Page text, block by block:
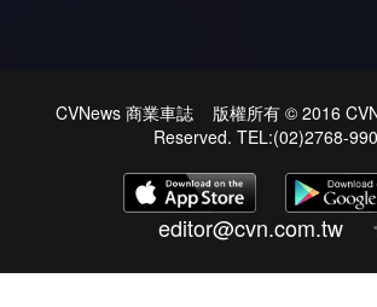
CVNews 商業車誌 版權所有 © 2016
Reserved. TEL:(02)2768-
editor@cvn.com.tw